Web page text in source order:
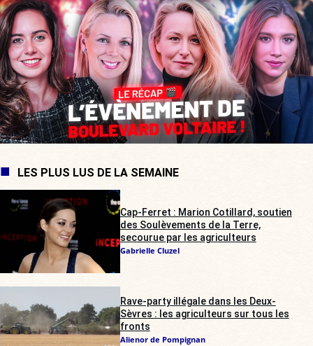
LES PLUS LUS DE LA SEMAINE
Cap-Ferret : Marion Cotillard, soutien
des Soulèvements de la Terre,
secourue par les agriculteurs
Gabrielle Cluzel
Rave-party illégale dans les Deux-
Sèvres : les agriculteurs sur tous les
fronts
Alienor de Pompignan